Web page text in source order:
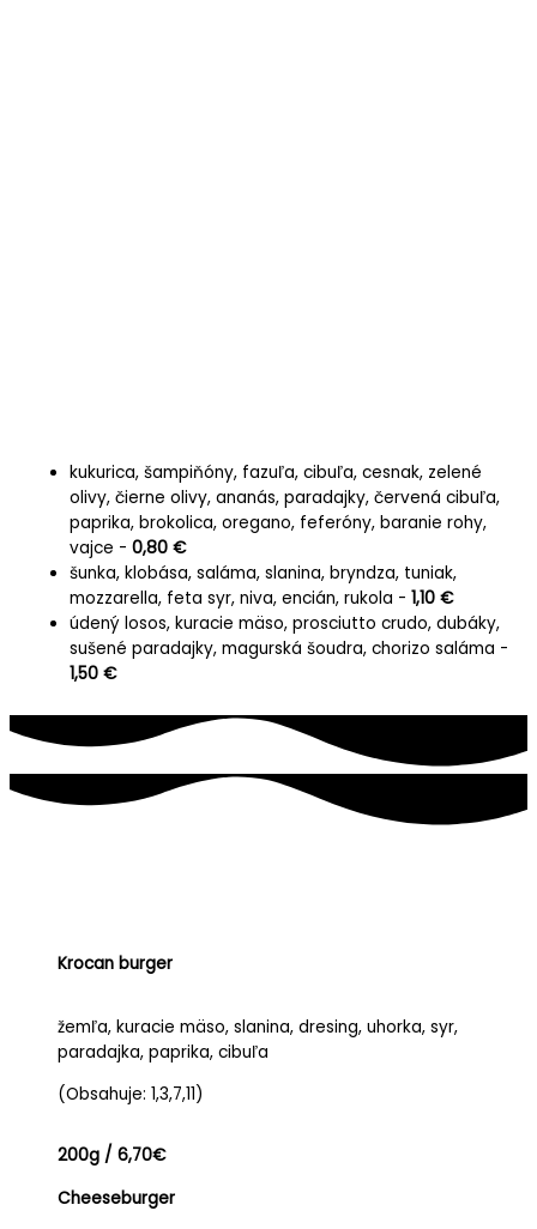
kukurica, šampiňóny, fazuľa, cibuľa, cesnak, zelené
olivy, čierne olivy, ananás, paradajky, červená cibuľa,
paprika, brokolica, oregano, feferóny, baranie rohy,
vajce - 0,80 €
šunka, klobása, saláma, slanina, bryndza, tuniak,
mozzarella, feta syr, niva, encián, rukola - 1,10 €
údený losos, kuracie mäso, prosciutto crudo, dubáky,
sušené paradajky, magurská šoudra, chorizo saláma -
1,50 €
Krocan burger
žemľa, kuracie mäso, slanina, dresing, uhorka, syr,
paradajka, paprika, cibuľa
(Obsahuje: 1,3,7,11)
200g / 6,70€
Cheeseburger